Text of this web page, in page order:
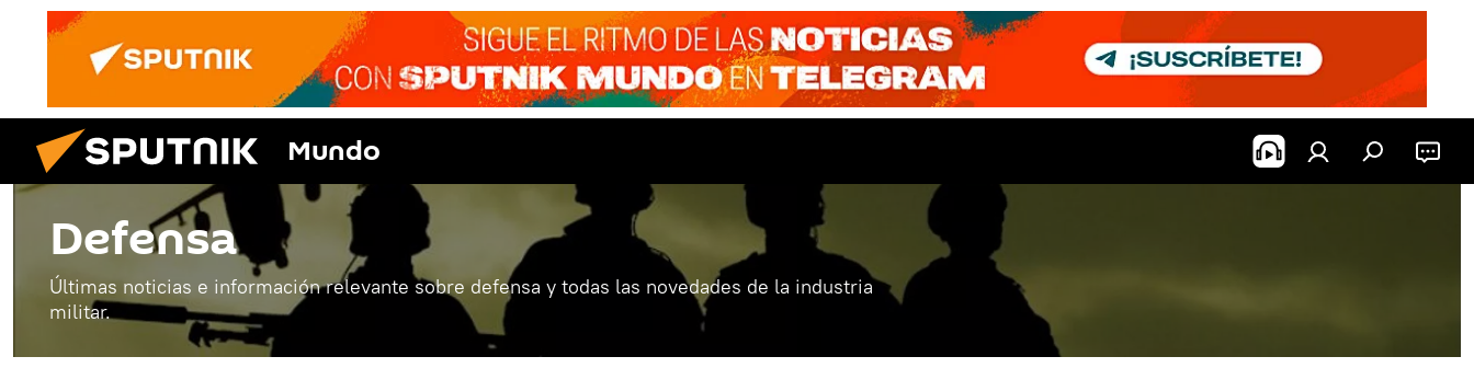
Mundo
Defensa
Últimas noticias e información relevante sobre defensa y todas las novedades de la industria
militar.